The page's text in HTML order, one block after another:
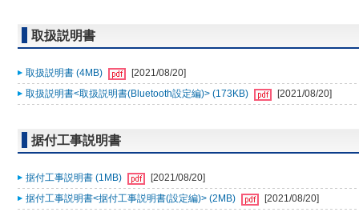
取扱説明書
取扱説明書 (4MB)
[2021/08/20]
取扱説明書<取扱説明書(Bluetooth設定編)> (173KB)
[2021/08/20]
据付工事説明書
据付工事説明書 (1MB)
[2021/08/20]
据付工事説明書<据付工事説明書(設定編)> (2MB)
[2021/08/20]